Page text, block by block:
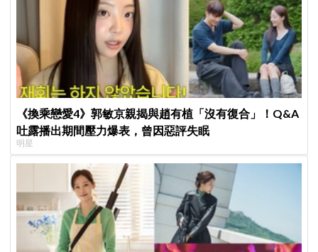
《換乘戀愛4》郭敏京親揭與趙有植「沒有復合」！Q&A
吐露播出期間壓力爆表，曾因惡評失眠
明星